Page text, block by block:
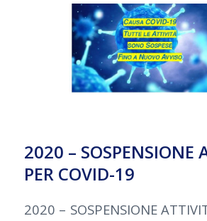
2020 – SOSPENSIONE
PER COVID-19
2020 – SOSPENSIONE